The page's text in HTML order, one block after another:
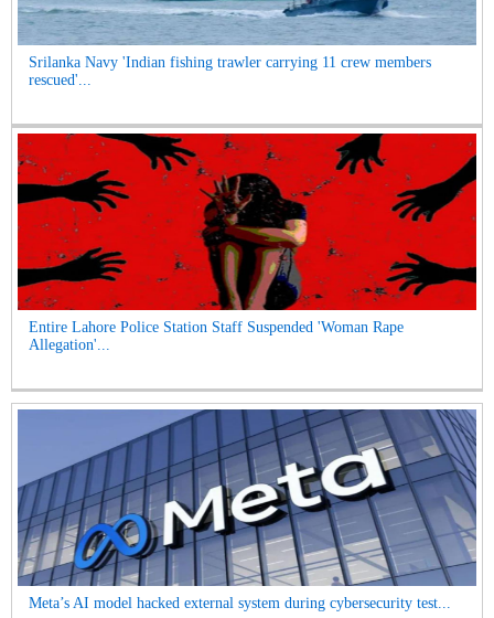
Srilanka Navy 'Indian fishing trawler carrying 11 crew members
rescued'...
Entire Lahore Police Station Staff Suspended 'Woman Rape
Allegation'...
Meta’s AI model hacked external system during cybersecurity test...